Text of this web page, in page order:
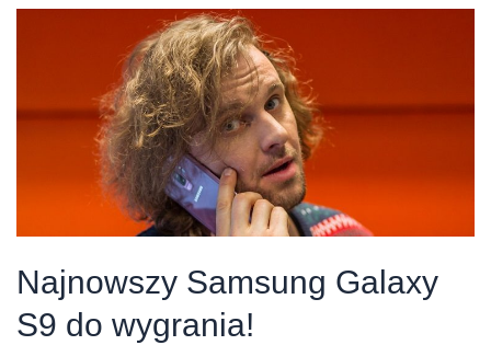
Najnowszy Samsung Galaxy
S9 do wygrania!